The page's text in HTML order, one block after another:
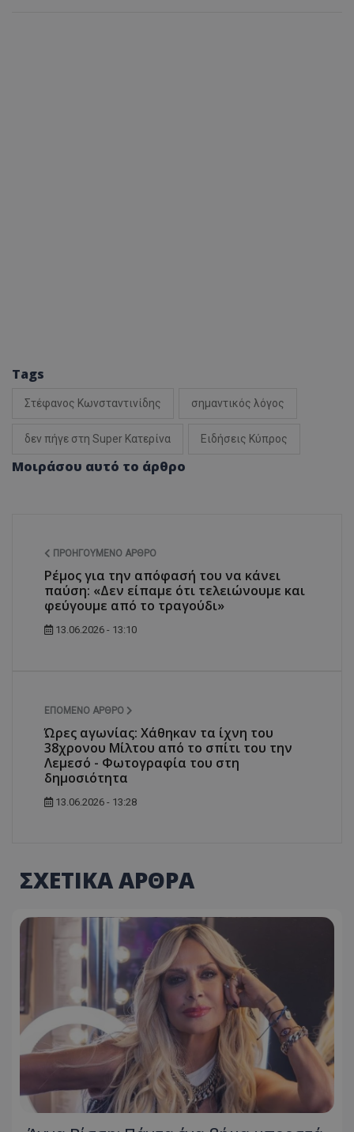
Tags
Στέφανος Κωνσταντινίδης σημαντικός λόγος
δεν πήγε στη Super Κατερίνα Ειδήσεις Κύπρος
Μοιράσου αυτό το άρθρο
ΠΡΟΗΓΟΎΜΕΝΟ ΆΡΘΡΟ
Ρέμος για την απόφασή του να κάνει
παύση: «Δεν είπαμε ότι τελειώνουμε και
φεύγουμε από το τραγούδι»
13.06.2026 - 13:10
ΕΠΌΜΕΝΟ ΆΡΘΡΟ
Ώρες αγωνίας: Χάθηκαν τα ίχνη του
38χρονου Μίλτου από το σπίτι του την
Λεμεσό - Φωτογραφία του στη
δημοσιότητα
13.06.2026 - 13:28
ΣΧΕΤΙΚΑ ΑΡΘΡΑ